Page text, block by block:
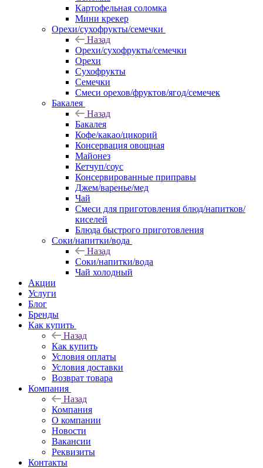
Картофельная соломка
Мини крекер
Орехи/сухофрукты/семечки
Назад
Орехи/сухофрукты/семечки
Орехи
Сухофрукты
Семечки
Смеси орехов/фруктов/ягод/семечек
Бакалея
Назад
Бакалея
Кофе/какао/цикорий
Консервация овощная
Майонез
Кетчуп/соус
Консервированные приправы
Джем/варенье/мед
Чай
Смеси для приготовления блюд/напитков/
киселей
Блюда быстрого приготовления
Соки/напитки/вода
Назад
Соки/напитки/вода
Чай холодный
Акции
Услуги
Блог
Бренды
Как купить
Назад
Как купить
Условия оплаты
Условия доставки
Возврат товара
Компания
Назад
Компания
О компании
Новости
Вакансии
Реквизиты
Контакты